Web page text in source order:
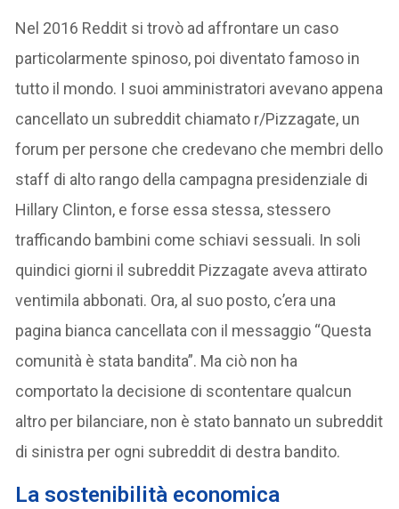
Nel 2016 Reddit si trovò ad affrontare un caso
particolarmente spinoso, poi diventato famoso in
tutto il mondo. I suoi amministratori avevano appena
cancellato un subreddit chiamato r/Pizzagate, un
forum per persone che credevano che membri dello
staff di alto rango della campagna presidenziale di
Hillary Clinton, e forse essa stessa, stessero
trafficando bambini come schiavi sessuali. In soli
quindici giorni il subreddit Pizzagate aveva attirato
ventimila abbonati. Ora, al suo posto, c’era una
pagina bianca cancellata con il messaggio “Questa
comunità è stata bandita”. Ma ciò non ha
comportato la decisione di scontentare qualcun
altro per bilanciare, non è stato bannato un subreddit
di sinistra per ogni subreddit di destra bandito.
La sostenibilità economica